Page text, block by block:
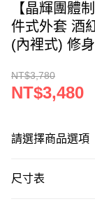
【晶輝團體
件式外套 酒
(內裡式) 修
NT$3,780
NT$3,480
請選擇商品選項
尺寸表